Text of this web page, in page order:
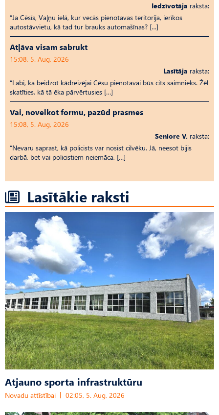
Iedzīvotāja raksta:
“Ja Cēsīs, Vaļņu ielā, kur vecās pienotavas teritorija, ierīkos
autostāvvietu, kā tad tur brauks automašīnas? […]
Atļāva visam sabrukt
15:08, 5. Aug, 2026
Lasītāja raksta:
“Labi, ka beidzot kādreizējai Cēsu pienotavai būs cits saimnieks. Žēl
skatīties, kā tā ēka pārvērtusies […]
Vai, novelkot formu, pazūd prasmes
15:08, 5. Aug, 2026
Seniore V. raksta:
“Nevaru saprast, kā policists var nosist cilvēku. Jā, neesot bijis
darbā, bet vai policistiem neiemāca, […]
Lasītākie raksti
Atjauno sporta infrastruktūru
Novadu attīstībai 02:05, 5. Aug, 2026